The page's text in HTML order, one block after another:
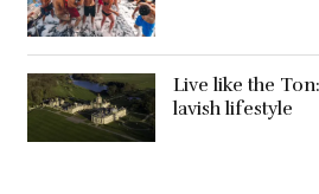
Live like the
lavish lifestyle